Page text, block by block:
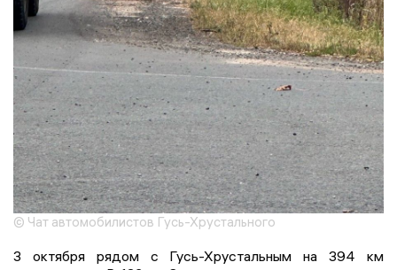
© Чат автомобилистов Гусь-Хрустального
3 октября рядом с Гусь-Хрустальным на 394 км